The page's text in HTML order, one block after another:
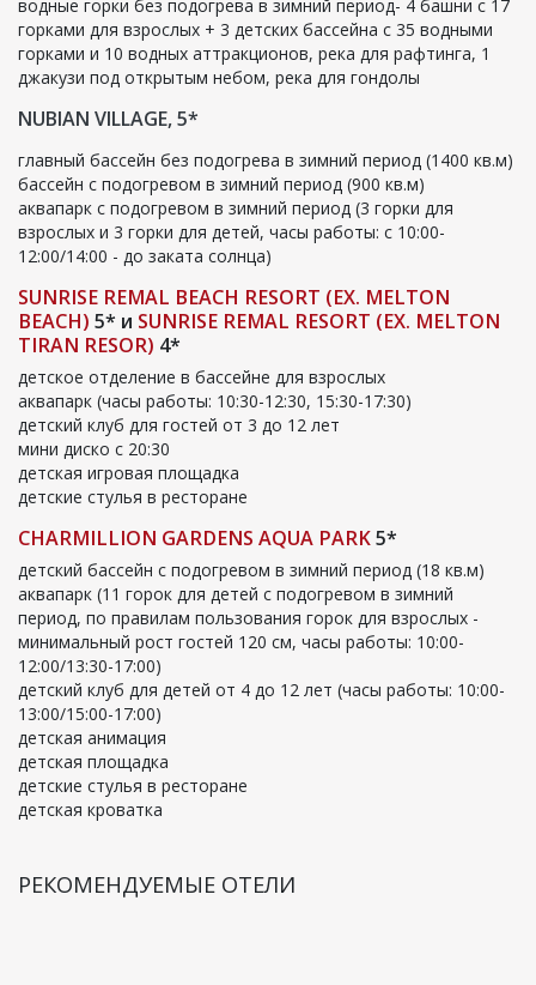
водные горки без подогрева в зимний период- 4 башни с 17
горками для взрослых + 3 детских бассейна с 35 водными
горками и 10 водных аттракционов, река для рафтинга, 1
джакузи под открытым небом, река для гондолы
NUBIAN VILLAGE, 5*
главный бассейн без подогрева в зимний период (1400 кв.м)
бассейн с подогревом в зимний период (900 кв.м)
аквапарк с подогревом в зимний период (3 горки для
взрослых и 3 горки для детей, часы работы: c 10:00-
12:00/14:00 - до заката солнца)
SUNRISE REMAL BEACH RESORT (EX. MELTON
BEACH) 5* и SUNRISE REMAL RESORT (EX. MELTON
TIRAN RESOR) 4*
детское отделение в бассейне для взрослых
аквапарк (часы работы: 10:30-12:30, 15:30-17:30)
детский клуб для гостей от 3 до 12 лет
мини диско с 20:30
детская игровая площадка
детские стулья в ресторане
CHARMILLION GARDENS AQUA PARK5*
детский бассейн с подогревом в зимний период (18 кв.м)
аквапарк (11 горок для детей с подогревом в зимний
период, по правилам пользования горок для взрослых -
минимальный рост гостей 120 см, часы работы: 10:00-
12:00/13:30-17:00)
детский клуб для детей от 4 до 12 лет (часы работы: 10:00-
13:00/15:00-17:00)
детская анимация
детская площадка
детские стулья в ресторане
детская кроватка
РЕКОМЕНДУЕМЫЕ ОТЕЛИ